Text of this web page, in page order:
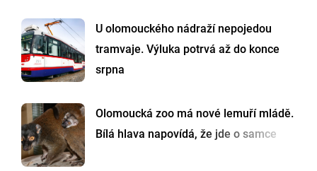
U olomouckého nádraží nepojedou
tramvaje. Výluka potrvá až do konce
srpna
Olomoucká zoo má nové lemuří mládě.
Bílá hlava napovídá, že jde o samce